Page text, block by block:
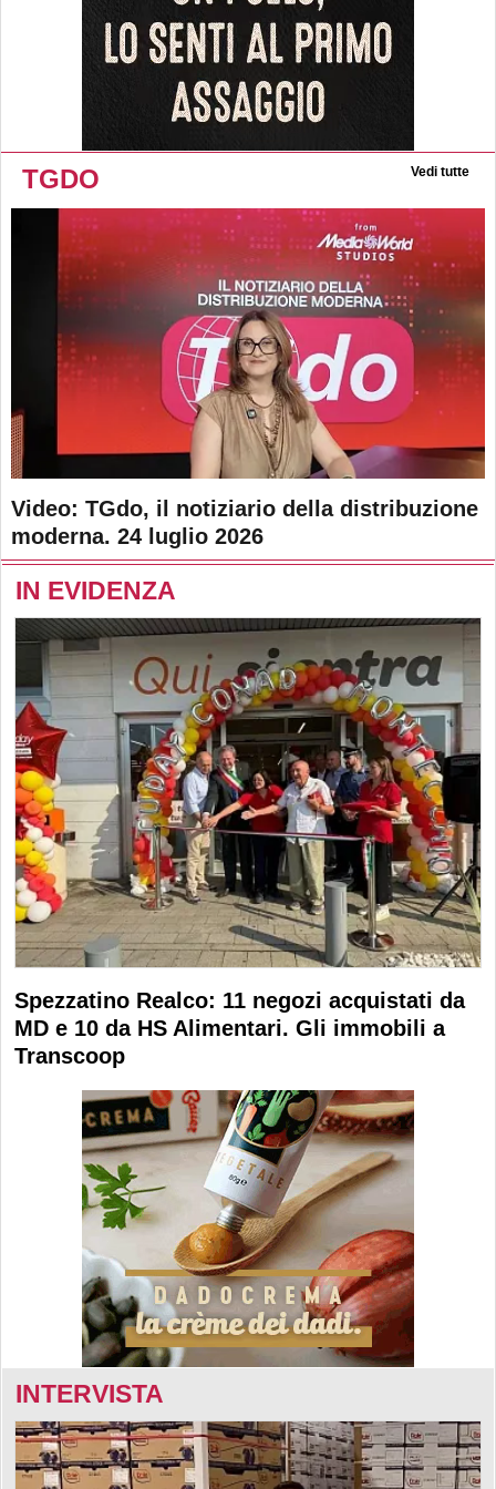
TGDO Vedi tutte
Video: TGdo, il notiziario della distribuzione
moderna. 24 luglio 2026
IN EVIDENZA
Spezzatino Realco: 11 negozi acquistati da
MD e 10 da HS Alimentari. Gli immobili a
Transcoop
INTERVISTA